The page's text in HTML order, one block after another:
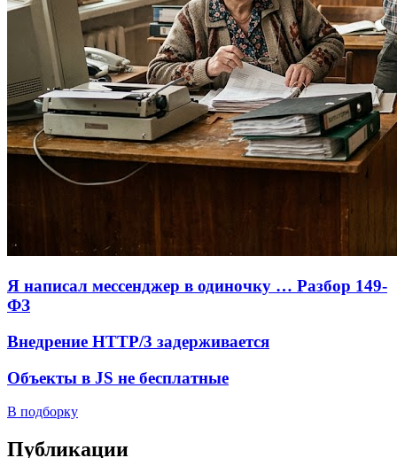
Я написал мессенджер в одиночку … Разбор 149-
ФЗ
Внедрение HTTP/3 задерживается
Объекты в JS не бесплатные
В подборку
Публикации